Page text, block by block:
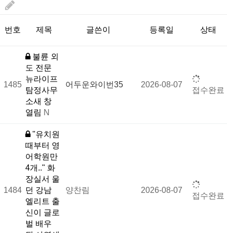
번호 제목 글쓴이 등록일 상태
1485
불륜 외
도 전문
뉴라이프
탐정사무
소새 창
열림 N
어두운와이번35 2026-08-07
접수완료
1484
"유치원
때부터 영
어학원만
4개.." 화
장실서 울
던 강남
엘리트 출
신이 글로
벌 배우
양찬림 2026-08-07
접수완료